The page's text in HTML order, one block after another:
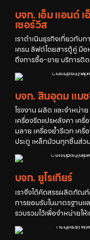
บจก. เอ็ม แอนด์ เ
เซอร์วิส
เราดำเนินธุรกิจเกี่ยวกับก
เครน ลิฟต์โดยสารตู้คู่ มือ
ถึงการชื้อ-ขาย บริการติ
บจก. สินอุดม แม
โรงงาน ผลิต และจำหน่า
เครื่องรีดแปรหลังคา เค
มลาย เครื่องย้ำรีเวท เค
ประตู เหล็กม้วนทุกชิ้นส่วน
บจก. ยูโรเกียร์
เราจึงได้คัดสรรผลิตภั
การยอมรับในมาตรฐาน
รวบรวมไว้เพื่อจำหน่ายใ